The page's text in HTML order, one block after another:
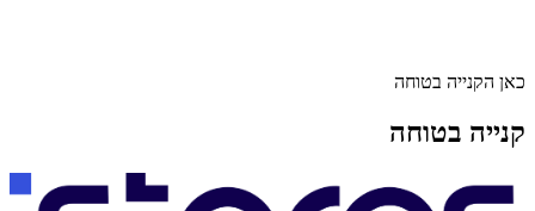
כאן הקנייה בטוחה
קנייה בטוחה